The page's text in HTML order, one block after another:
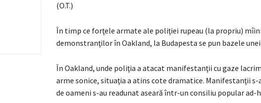
(O.T.)
În timp ce forţele armate ale poliţiei rupeau (la propriu)
demonstranţilor în Oakland, la Budapesta se pun bazele
În Oakland, unde poliţia a atacat manifestanţii cu gaze
arme sonice, situaţia a atins cote dramatice. Manifestanţii
de oameni s-au readunat aseară într-un consiliu popular ad-